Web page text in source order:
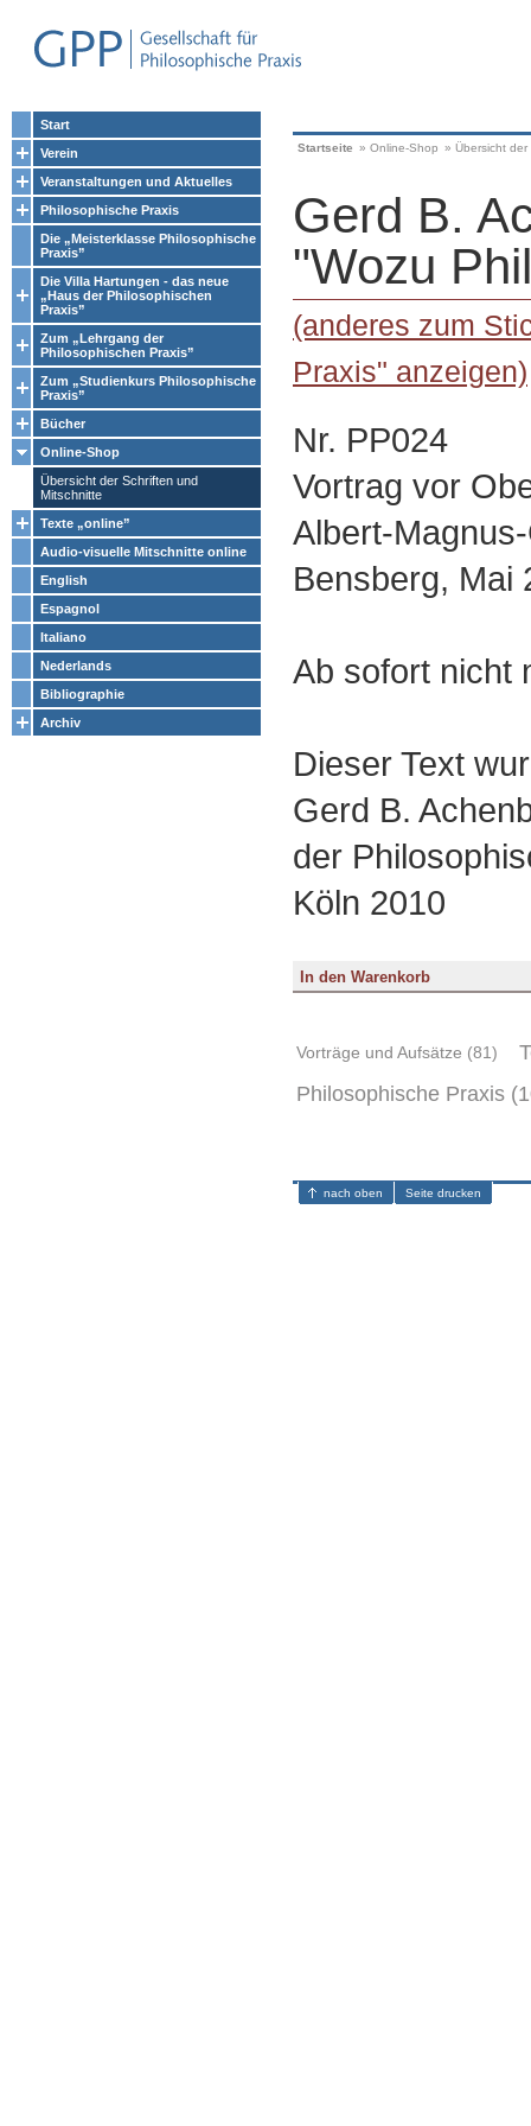
Start
Verein
Veranstaltungen und Aktuelles
Philosophische Praxis
Die „Meisterklasse Philosophische
Praxis”
Die Villa Hartungen - das neue
„Haus der Philosophischen
Praxis”
Zum „Lehrgang der
Philosophischen Praxis”
Zum „Studienkurs Philosophische
Praxis”
Bücher
Online-Shop
Übersicht der Schriften und
Mitschnitte
Texte „online”
Audio-visuelle Mitschnitte online
English
Espagnol
Italiano
Nederlands
Bibliographie
Archiv
Startseite » Online-Shop » Übersicht
Gerd B.
"Wozu
(anderes zum
Praxis" anzeigen)
Nr. PP024
Vortrag vor
Albert-
Bensberg, Mai
Ab sofort nicht
Dieser Text
Gerd B.
der
Köln 2010
Vorträge und Aufsätze (81)
Philosophische Praxis
nach oben Seite drucken